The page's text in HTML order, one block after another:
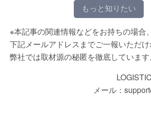
もっと知りたい
※本記事の関連情報などをお持ちの場合
下記メールアドレスまでご一報いただけ
弊社では取材源の秘匿を徹底しています
メール：